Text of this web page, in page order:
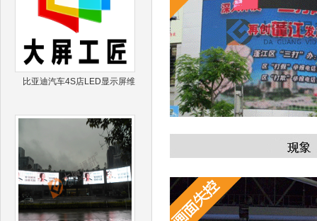
比亚迪汽车4S店LED显示屏维